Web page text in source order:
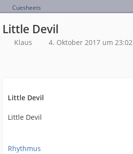
Cuesheets
Little Devil
Klaus 4. Oktober 2017 um 23:02
Little Devil
Little Devil
Rhythmus